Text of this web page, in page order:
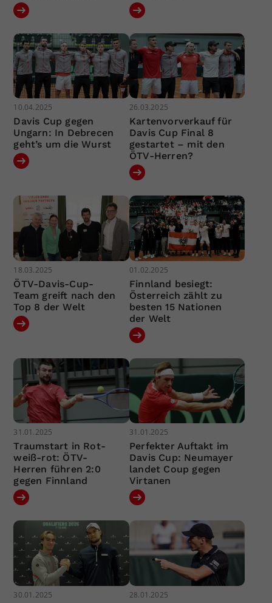
10.04.2025
Davis Cup gegen
Ungarn: In Debrecen
geht’s um die Wurst
26.03.2025
Kartenvorverkauf für
Davis Cup Final 8
gestartet – mit den
ÖTV-Herren?
18.03.2025
ÖTV-Davis-Cup-
Team greift nach den
Top 8 der Welt
01.02.2025
Finnland besiegt:
Österreich zählt zu
besten 15 Nationen
der Welt
31.01.2025
Traumstart in Rot-
weiß-rot: ÖTV-
Herren führen 2:0
gegen Finnland
31.01.2025
Perfekter Auftakt im
Davis Cup: Neumayer
landet Coup gegen
Virtanen
30.01.2025 28.01.2025